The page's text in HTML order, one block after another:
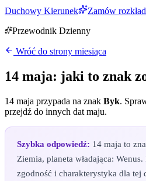
Duchowy Kierunek
Zamów
Przewodnik Dzienny
Wróć do strony miesiąca
14 maja: jaki to znak
14 maja przypada na znak Byk.
przejdź do innych dat maju.
Szybka odpowiedź: 14 maja to
Ziemia, planeta władająca:
zgodność i charakterystyka dla tej